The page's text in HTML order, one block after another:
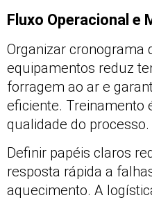
Fluxo Operacional e
Organizar cronograma
equipamentos reduz
forragem ao ar e
eficiente. Treinamento
qualidade do processo.
Definir papéis claros
resposta rápida a
aquecimento. A